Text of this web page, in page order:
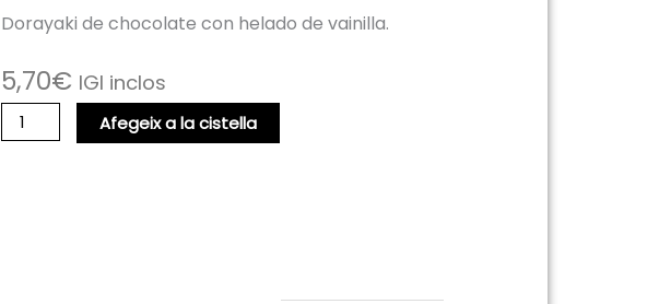
Dorayaki de chocolate con helado de vainilla.
5,70€ IGI inclos
quantitat
de
Afegeix a la cistella